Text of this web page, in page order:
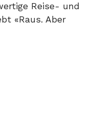
Reise- und
«Raus. Aber